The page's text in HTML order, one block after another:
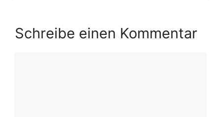
Schreibe einen Kommentar